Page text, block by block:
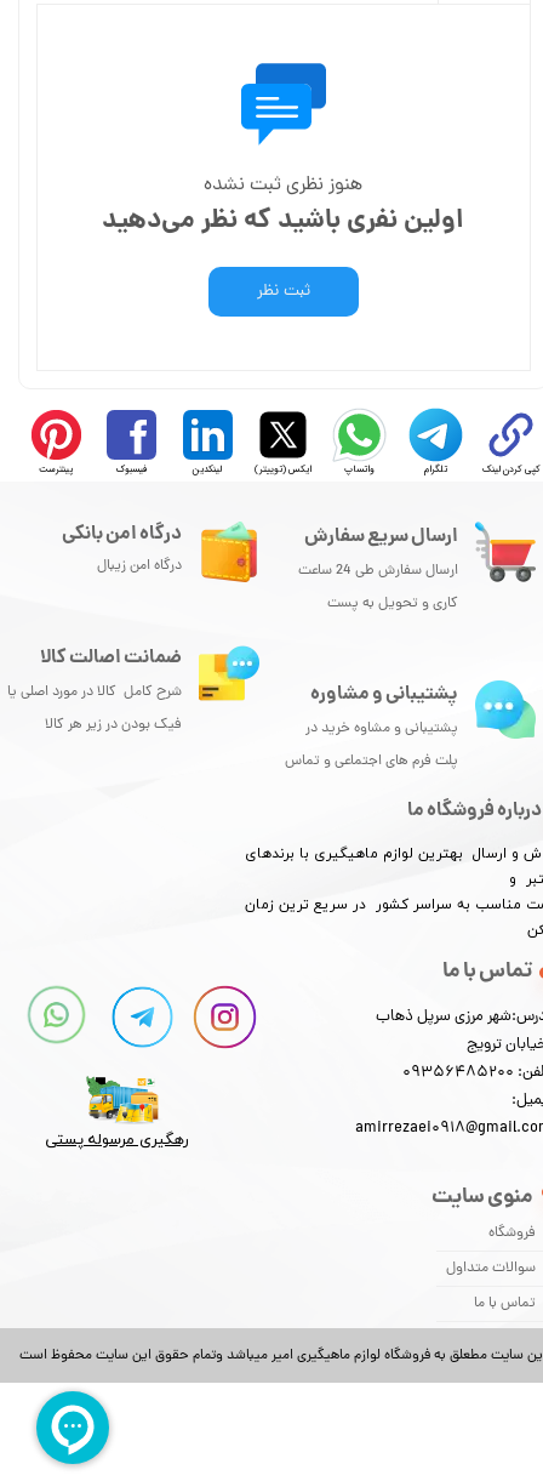
هنوز نظری ثبت نشده
اولین نفری باشید که نظر می‌دهید
ثبت نظر
کپی کردن لینک تلگرام واتساپ ایکس (توییتر) لینکدین فیسبوک پینترست
سایت مطعلق به فروشگاه لوازم ماهیگیری امیر میباشد وتمام حقوق این سایت محفوظ است
ارسال سریع سفارش
ارسال سفارش طی 24 ساعت
کاری و تحویل به پست
درباره فروشگاه ما
و ارسال بهترین لوازم ماهیگیری با برندهای
و
مناسب به سراسر کشور در سریع ترین زمان
منوی سایت
فروشگاه
سوالات متداول
تماس با ما
تماس با ما
مرزی سرپل ذهاب
ترویج
درگاه امن بانکی
درگاه امن زیبال
پشتیبانی و مشاوره
پشتیبانی و مشاوه خرید در
پلت فرم های اجتماعی و تماس
ضمانت اصالت کالا
شرح کامل کالا در مورد اصلی یا
فیک بودن در زیر هر کالا
رهگیری مرسوله پستی​​​​​​​